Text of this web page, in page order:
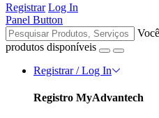
Registrar Log In
Panel Button
produtos disponíveis
Registrar / Log In
Registro MyAdvantech